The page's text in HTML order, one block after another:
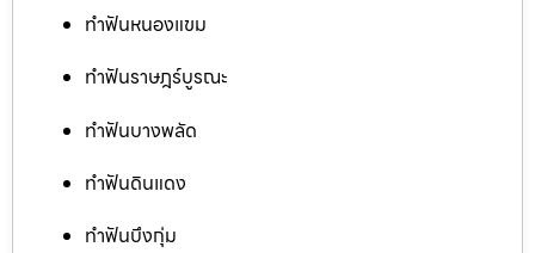
ทำฟันหนองแขม
ทำฟันราษฎร์บูรณะ
ทำฟันบางพลัด
ทำฟันดินแดง
ทำฟันบึงกุ่ม